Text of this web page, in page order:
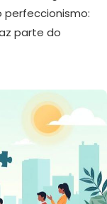
perfeccionismo:
parte do